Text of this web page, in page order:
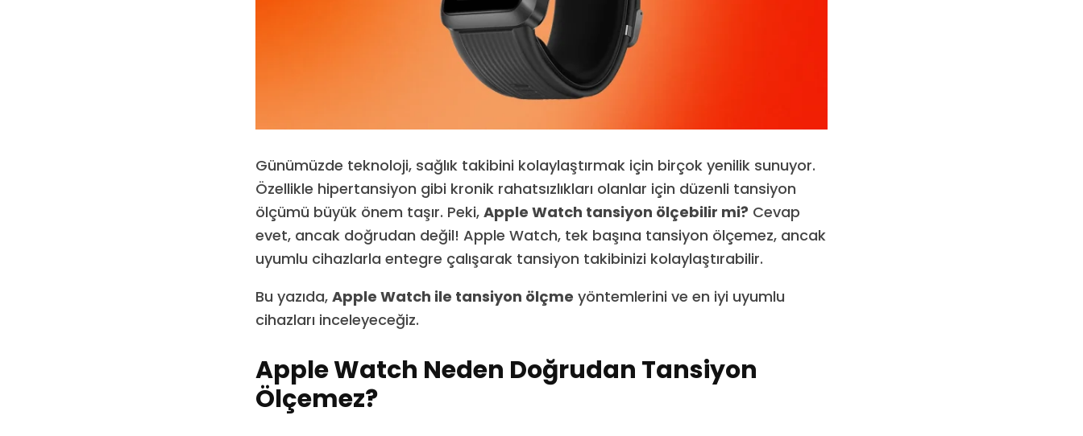
Günümüzde teknoloji, sağlık takibini kolaylaştırmak için birçok yenilik sunuyor.
Özellikle hipertansiyon gibi kronik rahatsızlıkları olanlar için düzenli tansiyon
ölçümü büyük önem taşır. Peki, Apple Watch tansiyon ölçebilir mi? Cevap
evet, ancak doğrudan değil! Apple Watch, tek başına tansiyon ölçemez, ancak
uyumlu cihazlarla entegre çalışarak tansiyon takibinizi kolaylaştırabilir.
Bu yazıda, Apple Watch ile tansiyon ölçme yöntemlerini ve en iyi uyumlu
cihazları inceleyeceğiz.
Apple Watch Neden Doğrudan Tansiyon
Ölçemez?